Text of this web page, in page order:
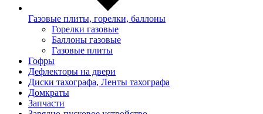
Газовые плиты, горелки, баллоны
Горелки газовые
Баллоны газовые
Газовые плиты
Гофры
Дефлекторы на двери
Диски тахографа, Ленты тахографа
Домкраты
Запчасти